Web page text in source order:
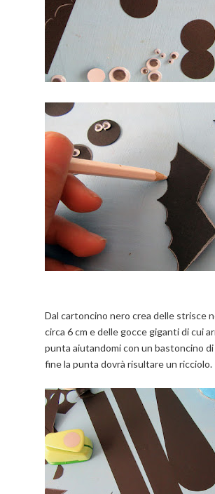
Dal cartoncino nero crea delle strisce
circa 6 cm e delle gocce giganti di cui
punta aiutandomi con un bastoncino di
fine la punta dovrà risultare un ricciolo.